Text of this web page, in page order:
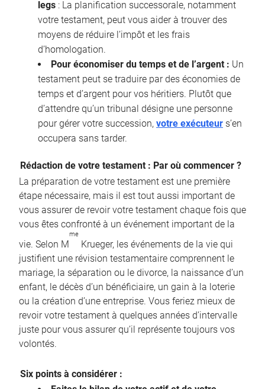
legs : La planification successorale, notamment
votre testament, peut vous aider à trouver des
moyens de réduire l’impôt et les frais
d’homologation.
Pour économiser du temps et de l’argent : Un
testament peut se traduire par des économies de
temps et d’argent pour vos héritiers. Plutôt que
d’attendre qu’un tribunal désigne une personne
pour gérer votre succession, votre exécuteur s’en
occupera sans tarder.
Rédaction de votre testament : Par où commencer ?
La préparation de votre testament est une première
étape nécessaire, mais il est tout aussi important de
vous assurer de revoir votre testament chaque fois que
vous êtes confronté à un événement important de la
vie. Selon M
me
Krueger, les événements de la vie qui
justifient une révision testamentaire comprennent le
mariage, la séparation ou le divorce, la naissance d’un
enfant, le décès d’un bénéficiaire, un gain à la loterie
ou la création d’une entreprise. Vous feriez mieux de
revoir votre testament à quelques années d’intervalle
juste pour vous assurer qu’il représente toujours vos
volontés.
Six points à considérer :